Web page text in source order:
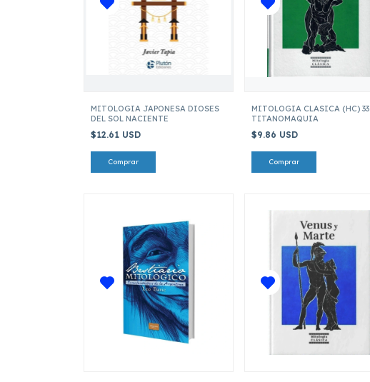
MITOLOGIA JAPONESA DIOSES
DEL SOL NACIENTE
$12.61 USD
MITOLOGIA CLASICA (HC) 33
TITANOMAQUIA
$9.86 USD